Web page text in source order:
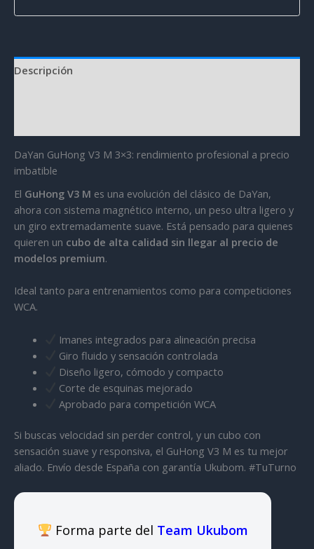
Descripción
DaYan GuHong V3 M 3×3: rendimiento profesional a precio
imbatible
El GuHong V3 M es una evolución del clásico de DaYan,
ahora con sistema magnético interno, un peso ultra ligero y
un giro extremadamente suave. Está pensado para quienes
quieren un cubo de alta calidad sin llegar al precio de
modelos premium.
Ideal tanto para entrenamientos como para competiciones
WCA.
Imanes integrados para alineación precisa
Giro fluido y sensación controlada
Diseño ligero, cómodo y compacto
Corte de esquinas mejorado
Aprobado para competición WCA
Si buscas velocidad sin perder control, y un cubo con
sensación suave y responsiva, el GuHong V3 M es tu mejor
aliado. Envío desde España con garantía Ukubom. #TuTurno
Forma parte del Team Ukubom